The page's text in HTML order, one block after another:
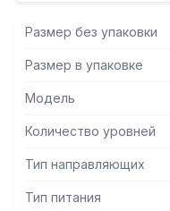
низкий расход газа,
газа, газовая
Размер без упаковки
Размер в упаковке
Модель
Количество уровней
Тип направляющих
Тип питания